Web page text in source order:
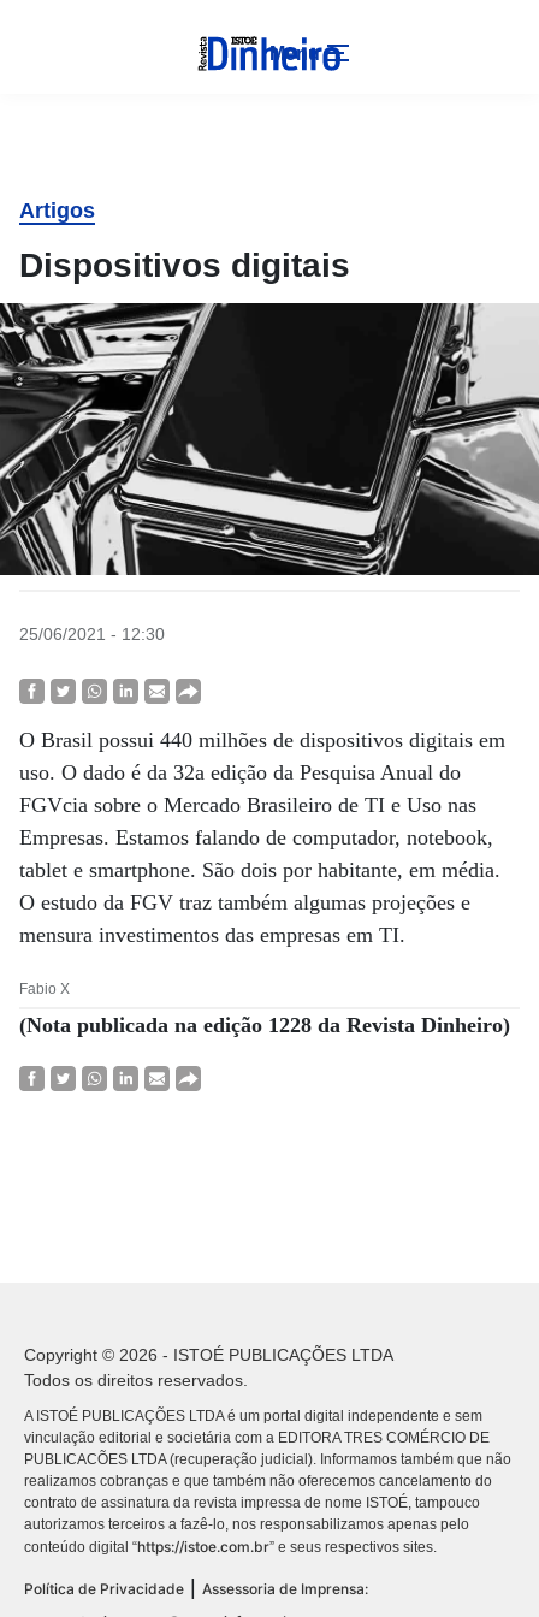
Menu
Artigos
Dispositivos digitais
25/06/2021 - 12:30
O Brasil possui 440 milhões de dispositivos digitais em
uso. O dado é da 32a edição da Pesquisa Anual do
FGVcia sobre o Mercado Brasileiro de TI e Uso nas
Empresas. Estamos falando de computador, notebook,
tablet e smartphone. São dois por habitante, em média.
O estudo da FGV traz também algumas projeções e
mensura investimentos das empresas em TI.
Fabio X
(Nota publicada na edição 1228 da Revista Dinheiro)
Copyright © 2026 - ISTOÉ PUBLICAÇÕES LTDA
Todos os direitos reservados.
A ISTOÉ PUBLICAÇÕES LTDA é um portal digital independente e sem
vinculação editorial e societária com a EDITORA TRES COMÉRCIO DE
PUBLICACÕES LTDA (recuperação judicial). Informamos também que não
realizamos cobranças e que também não oferecemos cancelamento do
contrato de assinatura da revista impressa de nome ISTOÉ, tampouco
autorizamos terceiros a fazê-lo, nos responsabilizamos apenas pelo
conteúdo digital “https://istoe.com.br” e seus respectivos sites.
Política de Privacidade
Assessoria de Imprensa: